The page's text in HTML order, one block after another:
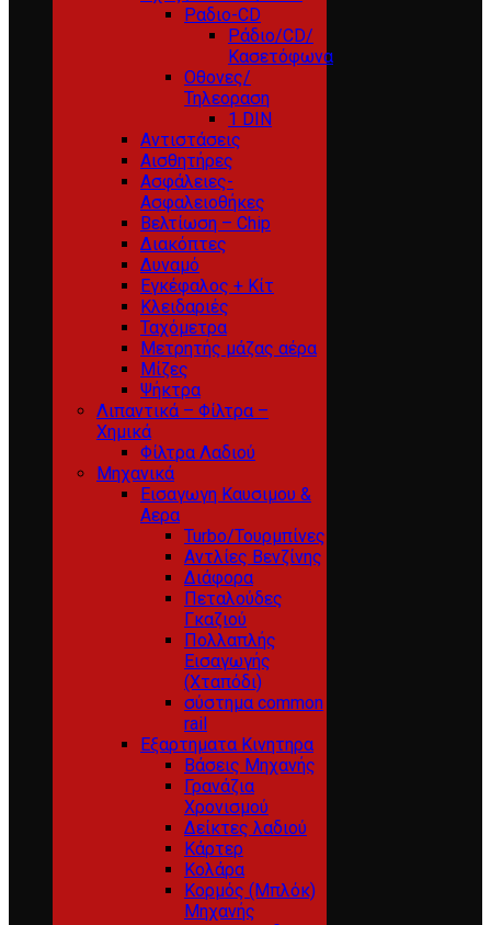
Ραδιο-CD
Ράδιο/CD/
Κασετόφωνα
Οθονες/
Τηλεοραση
1 DIN
Αντιστάσεις
Αισθητήρες
Ασφάλειες-
Ασφαλειοθήκες
Βελτίωση – Chip
Διακόπτες
Δυναμό
Εγκέφαλος + Κίτ
Κλειδαριές
Ταχόμετρα
Μετρητής μάζας αέρα
Μίζες
Ψήκτρα
Λιπαντικά – Φίλτρα –
Χημικά
Φίλτρα Λαδιού
Μηχανικά
Εισαγωγη Καυσιμου &
Αερα
Turbo/Τουρμπίνες
Αντλίες Βενζίνης
Διάφορα
Πεταλούδες
Γκαζιού
Πολλαπλής
Εισαγωγής
(Χταπόδι)
σύστημα common
rail
Εξαρτηματα Κινητηρα
Βάσεις Μηχανής
Γρανάζια
Χρονισμού
Δείκτες λαδιού
Κάρτερ
Κολάρα
Κορμός (Μπλόκ)
Μηχανής